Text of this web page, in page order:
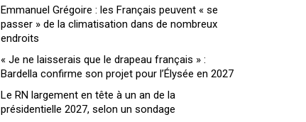
Emmanuel Grégoire : les Français peuvent « se
passer » de la climatisation dans de nombreux
endroits
« Je ne laisserais que le drapeau français » :
Bardella confirme son projet pour l’Élysée en 2027
Le RN largement en tête à un an de la
présidentielle 2027, selon un sondage